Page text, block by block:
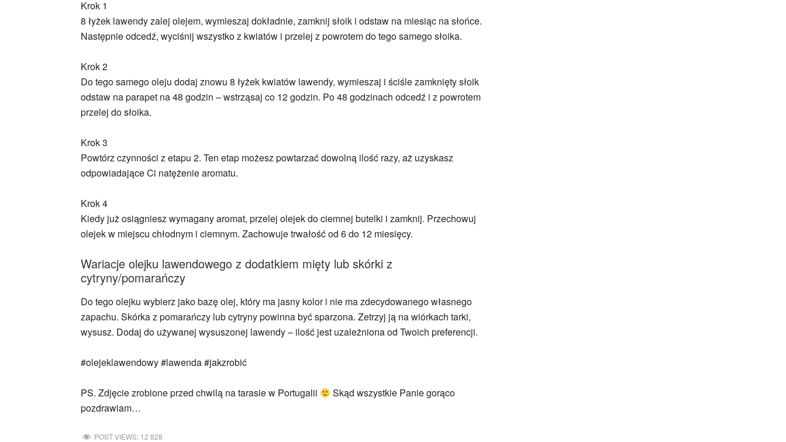
Krok 1
8 łyżek lawendy zalej olejem, wymieszaj dokładnie, zamknij słoik i odstaw na miesiąc na słońce.
Następnie odcedź, wyciśnij wszystko z kwiatów i przelej z powrotem do tego samego słoika.
Krok 2
Do tego samego oleju dodaj znowu 8 łyżek kwiatów lawendy, wymieszaj i ściśle zamknięty słoik
odstaw na parapet na 48 godzin – wstrząsaj co 12 godzin. Po 48 godzinach odcedź i z powrotem
przelej do słoika.
Krok 3
Powtórz czynności z etapu 2. Ten etap możesz powtarzać dowolną ilość razy, aż uzyskasz
odpowiadające Ci natężenie aromatu.
Krok 4
Kiedy już osiągniesz wymagany aromat, przelej olejek do ciemnej butelki i zamknij. Przechowuj
olejek w miejscu chłodnym i ciemnym. Zachowuje trwałość od 6 do 12 miesięcy.
Wariacje olejku lawendowego z dodatkiem mięty lub skórki z
cytryny/pomarańczy
Do tego olejku wybierz jako bazę olej, który ma jasny kolor i nie ma zdecydowanego własnego
zapachu. Skórka z pomarańczy lub cytryny powinna być sparzona. Zetrzyj ją na wiórkach tarki,
wysusz. Dodaj do używanej wysuszonej lawendy – ilość jest uzależniona od Twoich preferencji.
#olejeklawendowy #lawenda #jakzrobić
PS. Zdjęcie zrobione przed chwilą na tarasie w Portugalii
Skąd wszystkie Panie gorąco
pozdrawiam…
POST VIEWS: 12 828